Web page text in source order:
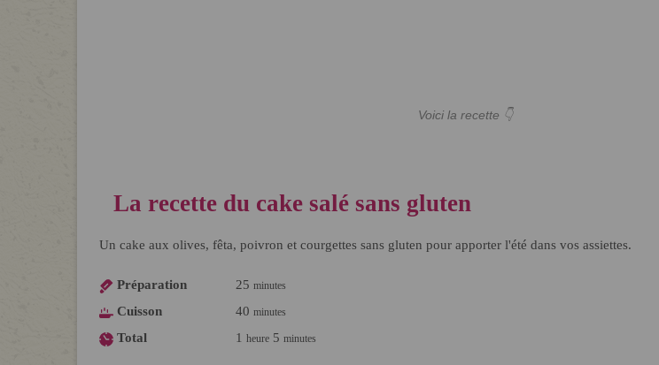
Voici la recette 👇
La recette du cake salé sans gluten
Un cake aux olives, fêta, poivron et courgettes sans gluten pour apporter l'été dans vos assiettes.
Préparation 25 minutes
Cuisson 40 minutes
Total 1 heure 5 minutes